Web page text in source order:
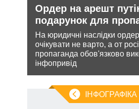
Ордер на арешт
подарунок для
На юридичні наслідки
очікувати не варто, а от
пропаганда обов'язково
інфопривід
ІНФОГРАФІКА